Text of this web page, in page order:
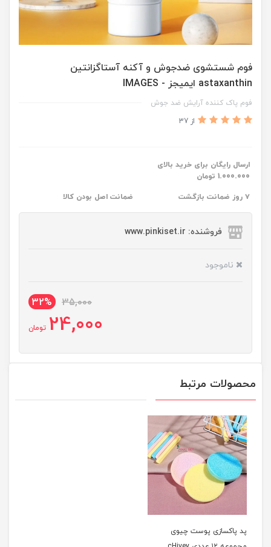
فوم شستشوی ضدجوش و آکنه آستاگزانتین
astaxanthin ایمیجز - IMAGES
فوم پاک کننده آرایش ضد جوش
از 37
ارسال رایگان برای خرید بالای
1.000.000 تومان
۷ روز ضمانت بازگشت ضمانت اصل بودن کالا
فروشنده: www.pinkiset.ir
ناموجود
35,000
32%
24,000 تومان
محصولات مرتبط
پد پاکسازی پوست چیوی